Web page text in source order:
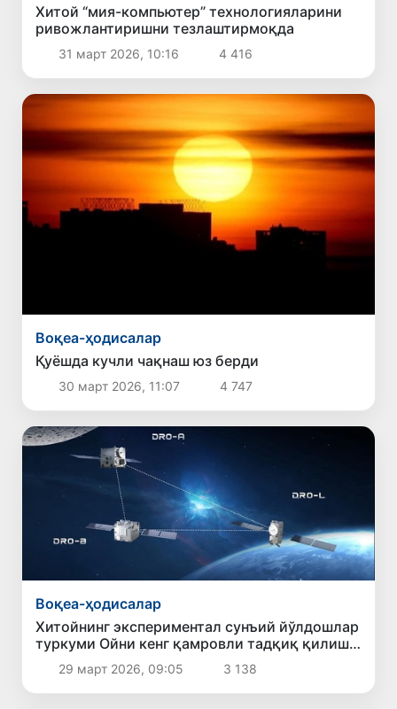
Хитой “мия-компьютер” технологияларини
ривожлантиришни тезлаштирмоқда
31 март 2026, 10:16 4 416
Воқеа-ҳодисалар
Қуёшда кучли чақнаш юз берди
30 март 2026, 11:07 4 747
Воқеа-ҳодисалар
Хитойнинг экспериментал сунъий йўлдошлар
туркуми Ойни кенг қамровли тадқиқ қилиш
учун йўл очади
29 март 2026, 09:05 3 138